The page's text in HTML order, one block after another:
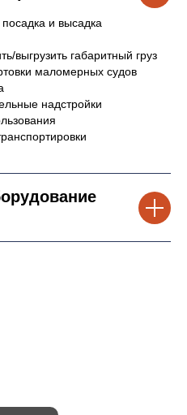
и высадка
выгрузить габаритный груз
маломерных судов
надстройки